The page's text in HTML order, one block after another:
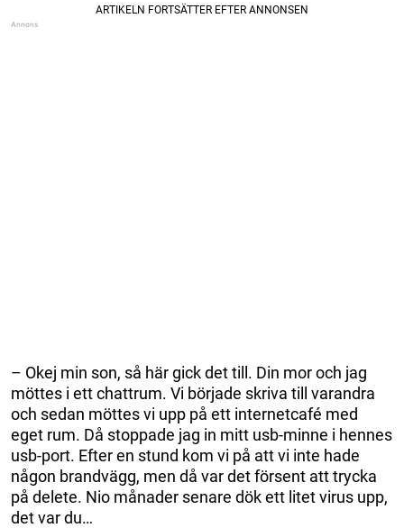
– Okej min son, så här gick det till. Din mor och jag
möttes i ett chattrum. Vi började skriva till varandra
och sedan möttes vi upp på ett internetcafé med
eget rum. Då stoppade jag in mitt usb-minne i hennes
usb-port. Efter en stund kom vi på att vi inte hade
någon brandvägg, men då var det försent att trycka
på delete. Nio månader senare dök ett litet virus upp,
det var du…